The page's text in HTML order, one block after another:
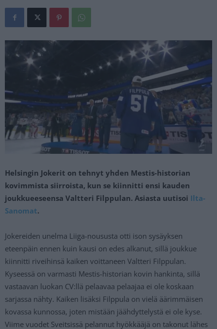
Helsingin Jokerit on tehnyt yhden Mestis-historian
kovimmista siirroista, kun se kiinnitti ensi kauden
joukkueeseensa Valtteri Filppulan. Asiasta uutisoi Ilta-
Sanomat.
Jokereiden unelma Liiga-noususta otti ison sysäyksen
eteenpäin ennen kuin kausi on edes alkanut, sillä joukkue
kiinnitti riveihinsä kaiken voittaneen Valtteri Filppulan.
Kyseessä on varmasti Mestis-historian kovin hankinta, sillä
vastaavan luokan CV:llä pelaavaa pelaajaa ei ole koskaan
sarjassa nähty. Kaiken lisäksi Filppula on vielä äärimmäisen
kovassa kunnossa, joten mistään jäähdyttelystä ei ole kyse.
Viime vuodet Sveitsissä pelannut hyökkääjä on takonut lähes